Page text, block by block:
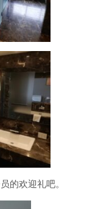
的欢迎礼吧。